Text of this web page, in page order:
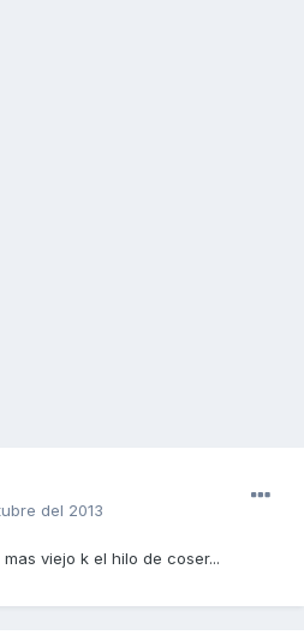
del 2013
viejo k el hilo de coser...